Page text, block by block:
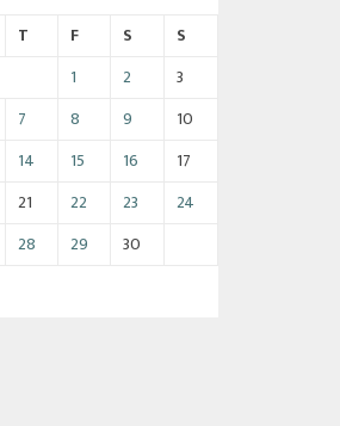
T F S
S
1
2
3
7 8 9
10
14 15 16
17
21 22 23
24
28 29 30